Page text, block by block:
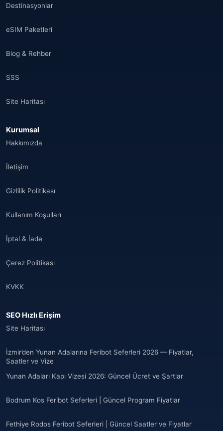
Destinasyonlar
eSIM Paketleri
Blog & Rehber
SSS
Site Haritası
Kurumsal
Hakkımızda
İletişim
Gizlilik Politikası
Kullanım Koşulları
İptal & İade
Çerez Politikası
KVKK
SEO Hızlı Erişim
Site Haritası
İzmir’den Yunan Adalarına Feribot Seferleri 2026 — Fiyatlar,
Saatler ve Vize
Yunan Adaları Kapı Vizesi 2026: Güncel Ücret ve Şartlar
Bodrum Kos Feribot Seferleri | Güncel Program Fiyatlar
Fethiye Rodos Feribot Seferleri | Güncel Saatler ve Fiyatlar